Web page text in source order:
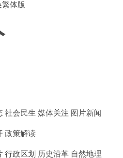
繁体版
社会民生 媒体关注 图片新闻
政策解读
行政区划 历史沿革 自然地理